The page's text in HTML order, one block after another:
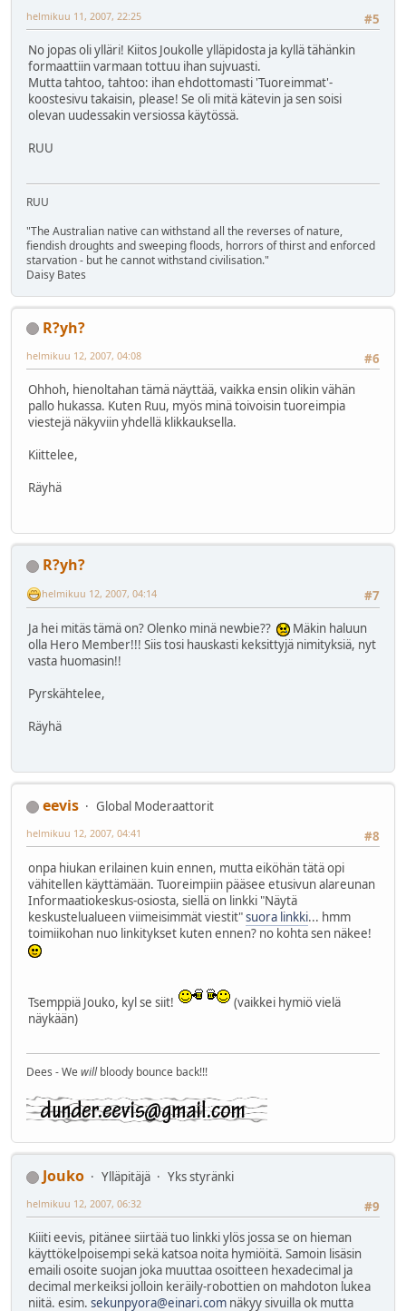
#5
helmikuu 11, 2007, 22:25
No jopas oli ylläri! Kiitos Joukolle ylläpidosta ja kyllä tähänkin
formaattiin varmaan tottuu ihan sujvuasti.
Mutta tahtoo, tahtoo: ihan ehdottomasti 'Tuoreimmat'-
koostesivu takaisin, please! Se oli mitä kätevin ja sen soisi
olevan uudessakin versiossa käytössä.
RUU
RUU
"The Australian native can withstand all the reverses of nature,
fiendish droughts and sweeping floods, horrors of thirst and enforced
starvation - but he cannot withstand civilisation."
Daisy Bates
R?yh?
#6
helmikuu 12, 2007, 04:08
Ohhoh, hienoltahan tämä näyttää, vaikka ensin olikin vähän
pallo hukassa. Kuten Ruu, myös minä toivoisin tuoreimpia
viestejä näkyviin yhdellä klikkauksella.
Kiittelee,
Räyhä
R?yh?
#7
helmikuu 12, 2007, 04:14
Ja hei mitäs tämä on? Olenko minä newbie??
Mäkin haluun
olla Hero Member!!! Siis tosi hauskasti keksittyjä nimityksiä, nyt
vasta huomasin!!
Pyrskähtelee,
Räyhä
eevis
Global Moderaattorit
#8
helmikuu 12, 2007, 04:41
onpa hiukan erilainen kuin ennen, mutta eiköhän tätä opi
vähitellen käyttämään. Tuoreimpiin pääsee etusivun alareunan
Informaatiokeskus-osiosta, siellä on linkki "Näytä
keskustelualueen viimeisimmät viestit"suora linkki... hmm
toimiikohan nuo linkitykset kuten ennen? no kohta sen näkee!
Tsemppiä Jouko, kyl se siit!
(vaikkei hymiö vielä
näykään)
Dees - We willbloody bounce back!!!
Jouko Ylläpitäjä
Yks styränki
#9
helmikuu 12, 2007, 06:32
Kiiiti eevis, pitänee siirtää tuo linkki ylös jossa se on hieman
käyttökelpoisempi sekä katsoa noita hymiöitä. Samoin lisäsin
emaili osoite suojan joka muuttaa osoitteen hexadecimal ja
decimal merkeiksi jolloin keräily-robottien on mahdoton lukea
niitä. esim. sekunpyora@einari.com näkyy sivuilla ok mutta